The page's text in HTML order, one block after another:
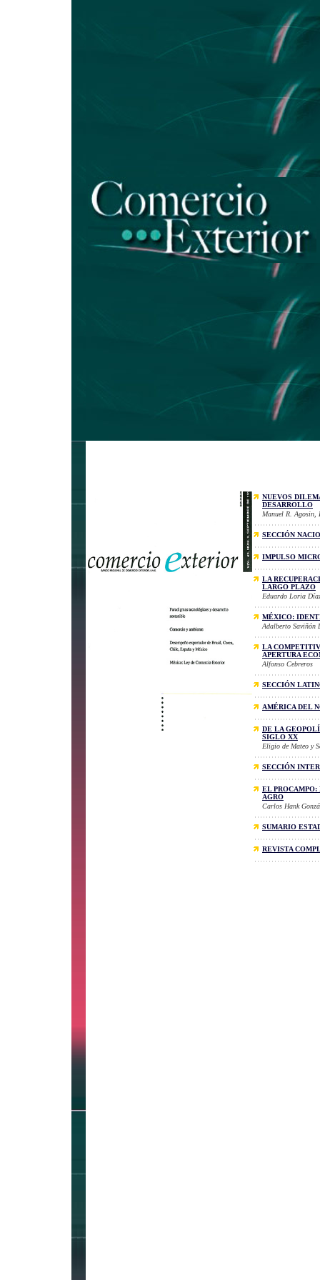
NUEVOS
DESARROLLO
Manuel R. Agosin,
SECCIÓN
IMPULSO
LA
LARGO PLAZO
Eduardo Loria
MÉXICO:
Adalberto Saviñón
LA
APERTURA
Alfonso Cebreros
SECCIÓN
AMÉRICA DEL
DE LA
SIGLO XX
Eligio de Mateo y
SECCIÓN
EL PROCAMPO:
AGRO
Carlos Hank
SUMARIO
REVISTA